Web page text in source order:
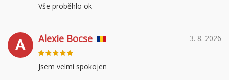
Vše proběhlo ok
A 3. 8. 2026
Alexie Bocse
Jsem velmi spokojen